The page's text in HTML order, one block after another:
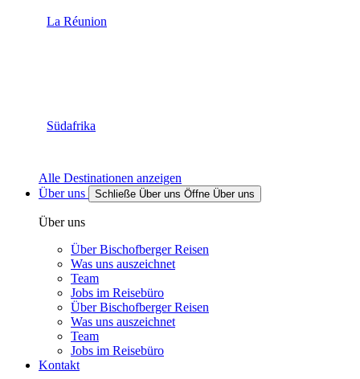
La Réunion
Südafrika
Alle Destinationen anzeigen
Über uns
Schließe Über uns Öffne Über uns
Über uns
Über Bischofberger Reisen
Was uns auszeichnet
Team
Jobs im Reisebüro
Über Bischofberger Reisen
Was uns auszeichnet
Team
Jobs im Reisebüro
Kontakt